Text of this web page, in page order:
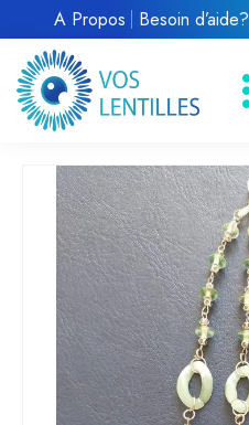
À Propos Besoin d’aide?